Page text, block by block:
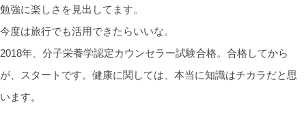
勉強に楽しさを見出してます。
今度は旅行でも活用できたらいいな。
2018年、分子栄養学認定カウンセラー試験合格。合格してから
が、スタートです。健康に関しては、本当に知識はチカラだと思
います。